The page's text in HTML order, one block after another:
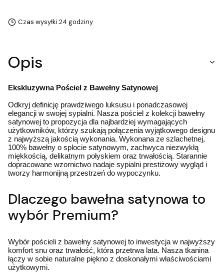
Czas wysyłki:24 godziny
Opis
Ekskluzywna Pościel z Bawełny Satynowej
Odkryj definicję prawdziwego luksusu i ponadczasowej
elegancji w swojej sypialni. Nasza pościel z kolekcji bawełny
satynowej to propozycja dla najbardziej wymagających
użytkowników, którzy szukają połączenia wyjątkowego designu
z najwyższą jakością wykonania. Wykonana ze szlachetnej,
100% bawełny o splocie satynowym, zachwyca niezwykłą
miękkością, delikatnym połyskiem oraz trwałością. Starannie
dopracowane wzornictwo nadaje sypialni prestiżowy wygląd i
tworzy harmonijną przestrzeń do wypoczynku.
Dlaczego bawełna satynowa to
wybór Premium?
Wybór pościeli z bawełny satynowej to inwestycja w najwyższy
komfort snu oraz trwałość, która przetrwa lata. Nasza tkanina
łączy w sobie naturalne piękno z doskonałymi właściwościami
użytkowymi.